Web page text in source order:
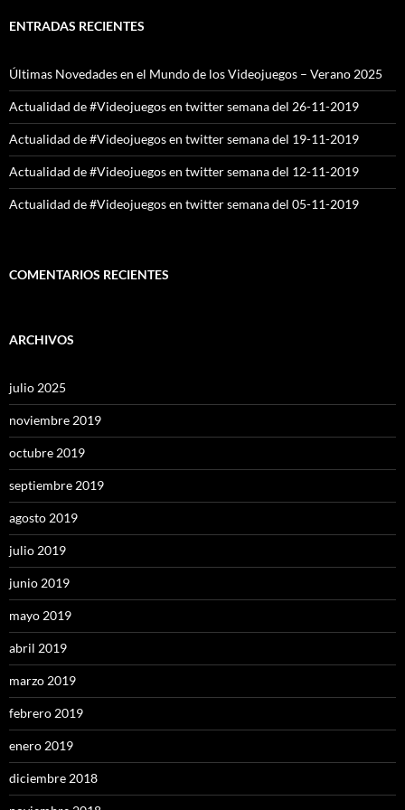
ENTRADAS RECIENTES
Últimas Novedades en el Mundo de los Videojuegos – Verano 2025
Actualidad de #Videojuegos en twitter semana del 26-11-2019
Actualidad de #Videojuegos en twitter semana del 19-11-2019
Actualidad de #Videojuegos en twitter semana del 12-11-2019
Actualidad de #Videojuegos en twitter semana del 05-11-2019
COMENTARIOS RECIENTES
ARCHIVOS
julio 2025
noviembre 2019
octubre 2019
septiembre 2019
agosto 2019
julio 2019
junio 2019
mayo 2019
abril 2019
marzo 2019
febrero 2019
enero 2019
diciembre 2018